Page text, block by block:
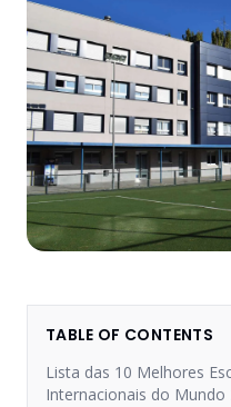
TABLE OF CONTENTS
Lista das 10 Melhores
Internacionais do Mundo